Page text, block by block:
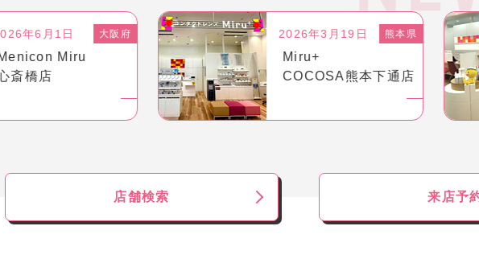
2026年3月19日 熊本県
Miru+
COCOSA熊本下通店
2026年3月2日 愛知県
Menicon Miru
名駅スパイラルタワ
店舗検索 来店予